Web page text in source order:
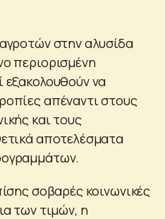
στην αλυσίδα
περιορισμένη
να
απέναντι στους
και τους
αποτελέσματα
σοβαρές κοινωνικές
των τιμών, η